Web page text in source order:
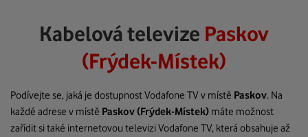
Kabelová televize Paskov
(Frýdek-Místek)
Podívejte se, jaká je dostupnost Vodafone TV v místě Paskov. Na
každé adrese v místě Paskov(Frýdek-Místek) máte možnost
zařídit si také internetovou televizi Vodafone TV, která obsahuje až